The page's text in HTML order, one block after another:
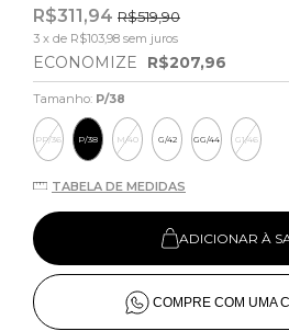
R$311,94 R$519,90
3 x de R$103,98 sem juros
ECONOMIZE R$207,96
Tamanho: P/38
PP/36 P/38 M/40 G/42 GG/44 G1/46
TABELA DE MEDIDAS
ADICIONAR À
COMPRE COM UMA